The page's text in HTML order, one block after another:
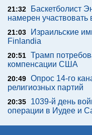
21:32
Баскетболист
намерен
21:03
Израильские
Finlandia
20:51 Трамп
компенсации США
20:49 Опрос 14-го
религиозных партий
20:35
1039-й день
операции в Иудее и